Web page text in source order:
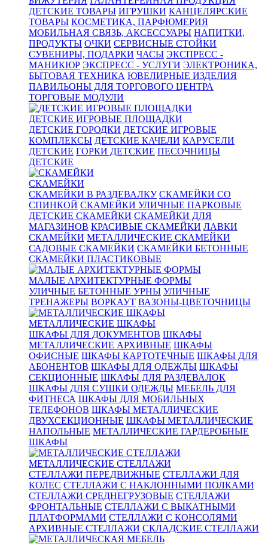
ДЕТСКИЕ ТОВАРЫ ИГРУШКИ КАНЦЕЛЯРСКИЕ
ТОВАРЫ КОСМЕТИКА, ПАРФЮМЕРИЯ
МОБИЛЬНАЯ СВЯЗЬ, АКСЕССУАРЫ НАПИТКИ,
ПРОДУКТЫ ОЧКИ СЕРВИСНЫЕ СТОЙКИ
СУВЕНИРЫ, ПОДАРКИ ЧАСЫ ЭКСПРЕСС -
МАНИКЮР ЭКСПРЕСС - УСЛУГИ ЭЛЕКТРОНИКА,
БЫТОВАЯ ТЕХНИКА ЮВЕЛИРНЫЕ ИЗДЕЛИЯ
ПАВИЛЬОНЫ ДЛЯ ТОРГОВОГО ЦЕНТРА
ТОРГОВЫЕ МОДУЛИ
ДЕТСКИЕ ИГРОВЫЕ ПЛОЩАДКИ
ДЕТСКИЕ ГОРОДКИ ДЕТСКИЕ ИГРОВЫЕ
КОМПЛЕКСЫ ДЕТСКИЕ КАЧЕЛИ КАРУСЕЛИ
ДЕТСКИЕ ГОРКИ ДЕТСКИЕ ПЕСОЧНИЦЫ
ДЕТСКИЕ
СКАМЕЙКИ
СКАМЕЙКИ В РАЗДЕВАЛКУ СКАМЕЙКИ СО
СПИНКОЙ СКАМЕЙКИ УЛИЧНЫЕ ПАРКОВЫЕ
ДЕТСКИЕ СКАМЕЙКИ СКАМЕЙКИ ДЛЯ
МАГАЗИНОВ КРАСИВЫЕ СКАМЕЙКИ ЛАВКИ
СКАМЕЙКИ МЕТАЛЛИЧЕСКИЕ СКАМЕЙКИ
САДОВЫЕ СКАМЕЙКИ СКАМЕЙКИ БЕТОННЫЕ
СКАМЕЙКИ ПЛАСТИКОВЫЕ
МАЛЫЕ АРХИТЕКТУРНЫЕ ФОРМЫ
УЛИЧНЫЕ БЕТОННЫЕ УРНЫ УЛИЧНЫЕ
ТРЕНАЖЕРЫ ВОРКАУТ ВАЗОНЫ-ЦВЕТОЧНИЦЫ
МЕТАЛЛИЧЕСКИЕ ШКАФЫ
ШКАФЫ ДЛЯ ДОКУМЕНТОВ ШКАФЫ
МЕТАЛЛИЧЕСКИЕ АРХИВНЫЕ ШКАФЫ
ОФИСНЫЕ ШКАФЫ КАРТОТЕЧНЫЕ ШКАФЫ ДЛЯ
АБОНЕНТОВ ШКАФЫ ДЛЯ ОДЕЖДЫ ШКАФЫ
СЕКЦИОННЫЕ ШКАФЫ ДЛЯ РАЗДЕВАЛОК
ШКАФЫ ДЛЯ СУШКИ ОДЕЖДЫ МЕБЕЛЬ ДЛЯ
ФИТНЕСА ШКАФЫ ДЛЯ МОБИЛЬНЫХ
ТЕЛЕФОНОВ ШКАФЫ МЕТАЛЛИЧЕСКИЕ
ДВУХСЕКЦИОННЫЕ ШКАФЫ МЕТАЛЛИЧЕСКИЕ
НАПОЛЬНЫЕ МЕТАЛЛИЧЕСКИЕ ГАРДЕРОБНЫЕ
ШКАФЫ
МЕТАЛЛИЧЕСКИЕ СТЕЛЛАЖИ
СТЕЛЛАЖИ ПЕРЕДВИЖНЫЕ СТЕЛЛАЖИ ДЛЯ
КОЛЕС СТЕЛЛАЖИ С НАКЛОННЫМИ ПОЛКАМИ
СТЕЛЛАЖИ СРЕДНЕГРУЗОВЫЕ СТЕЛЛАЖИ
ФРОНТАЛЬНЫЕ СТЕЛЛАЖИ С ВЫКАТНЫМИ
ПЛАТФОРМАМИ СТЕЛЛАЖИ С КОНСОЛЯМИ
АРХИВНЫЕ СТЕЛЛАЖИ СКЛАДСКИЕ СТЕЛЛАЖИ